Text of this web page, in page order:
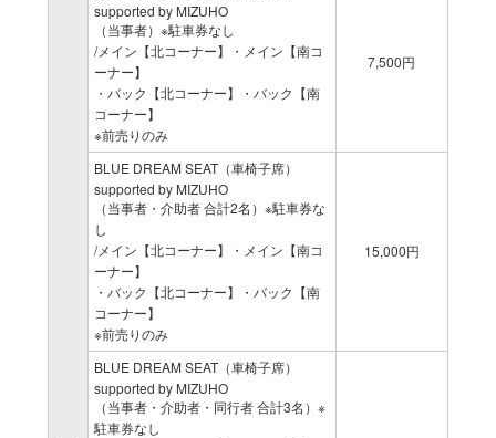
supported by MIZUHO
（当事者）※駐車券なし
/メイン【北コーナー】・メイン【南コ
ーナー】
・バック【北コーナー】・バック【南
コーナー】
※前売りのみ
7,500円
BLUE DREAM SEAT（車椅子席）
supported by MIZUHO
（当事者・介助者 合計2名）※駐車券な
し
/メイン【北コーナー】・メイン【南コ
ーナー】
・バック【北コーナー】・バック【南
コーナー】
※前売りのみ
15,000円
BLUE DREAM SEAT（車椅子席）
supported by MIZUHO
（当事者・介助者・同行者 合計3名）※
駐車券なし